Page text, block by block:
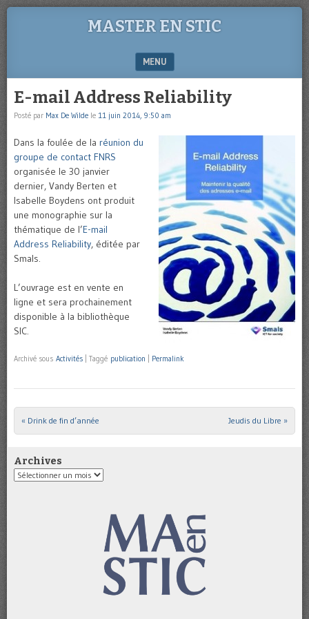
MASTER EN STIC
MENU
E-mail Address Reliability
Posté par Max De Wilde le 11 juin 2014, 9:50 am
Dans la foulée de la réunion du
groupe de contact FNRS
organisée le 30 janvier
dernier, Vandy Berten et
Isabelle Boydens ont produit
une monographie sur la
thématique de l’E-mail
Address Reliability, éditée par
Smals.
L’ouvrage est en vente en
ligne et sera prochainement
disponible à la bibliothèque
SIC.
Archivé sous Activités Taggé publication Permalink
Post navigation
« Drink de fin d’année Jeudis du Libre »
Archives
Archives